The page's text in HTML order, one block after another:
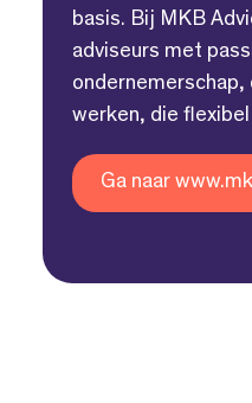
basis. Bij MKB
adviseurs met
werken, die
Ga naar